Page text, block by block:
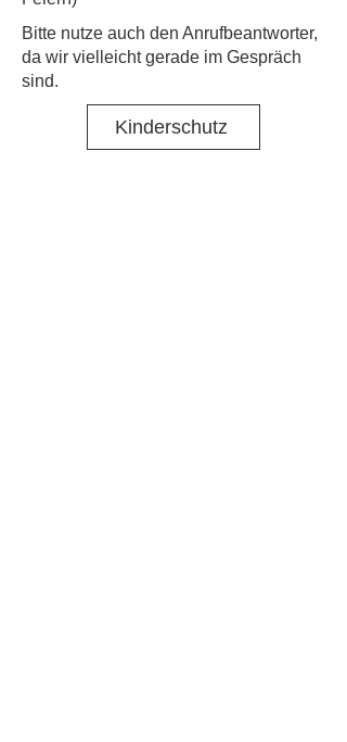
​Bitte nutze auch den Anrufbeantworter,
da wir vielleicht gerade im Gespräch
sind.
Kinderschutz